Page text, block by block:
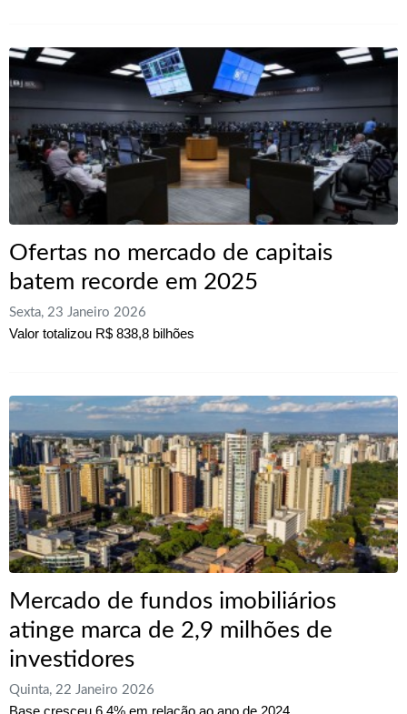
Ofertas no mercado de capitais
batem recorde em 2025
Sexta, 23 Janeiro 2026
Valor totalizou R$ 838,8 bilhões
Mercado de fundos imobiliários
atinge marca de 2,9 milhões de
investidores
Quinta, 22 Janeiro 2026
Base cresceu 6,4% em relação ao ano de 2024